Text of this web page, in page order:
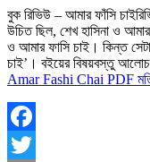
বুক রিভিউ – আমার ফাঁসি
উচিত ছিল, শেখ হাসিনা ও
ও আমার ফাসি চাই। কিন্ত সেটা
চাই’। বইয়ের বিষয়বস্তু
Amar Fashi Chai PDF
Facebook